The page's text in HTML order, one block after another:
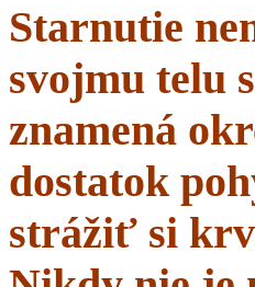
Starnutie
svojmu telu
znamená
dostatok
strážiť si